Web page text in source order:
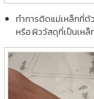
ทำการติดแม่เหล็กที่ตั
หรือ ผิววัสดุที่เป็นเหล็